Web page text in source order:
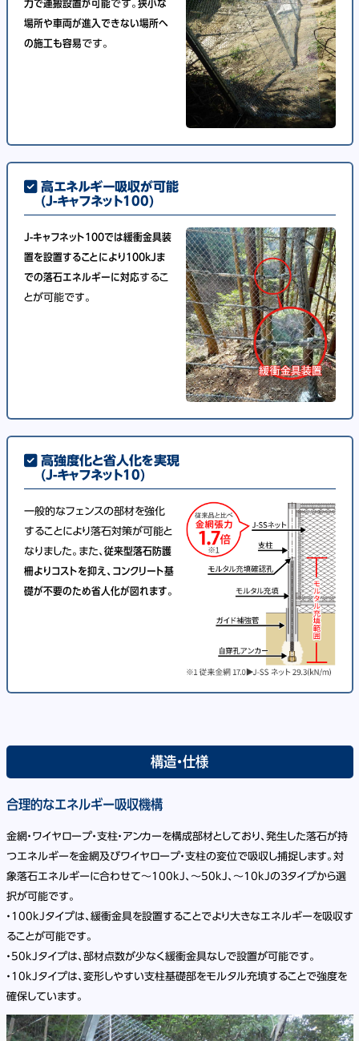
力で運搬設置が可能です。 狭小な
場所や車両が進入できない場所へ
の施工も容易です。
高エネルギー吸収が可能
(J-キャフネット100)
J-キャフネット100では緩衝金具装
置を設置することにより100kJま
での落石エネルギーに対応するこ
とが可能です。
高強度化と省人化を実現
(J-キャフネット10)
一般的なフェンスの部材を強化
することにより落石対策が可能と
なりました。また、 従来型落石防護
柵よりコストを抑え、コンクリート基
礎が不要のため省人化が図れます。
構造・仕様
合理的なエネルギー吸収機構
金網・ワイヤロープ・支柱・アンカーを構成部材としており、発生した落石が持
つエネルギーを金網及びワイヤロープ・支柱の変位で吸収し捕捉します。対
象落石エネルギーに合わせて～100kJ、～50kJ、～10kJの３タイプから選
択が可能です。
・100kJタイプは、緩衝金具を設置することでより大きなエネルギーを吸収す
ることが可能です。
・50kJタイプは、部材点数が少なく緩衝金具なしで設置が可能です。
・10kJタイプは、変形しやすい支柱基礎部をモルタル充填することで強度を
確保しています。